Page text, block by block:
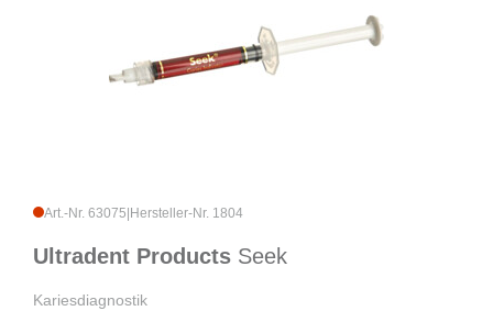
Art.-Nr. 63075 Hersteller-Nr. 1804
Ultradent Products Seek
Kariesdiagnostik